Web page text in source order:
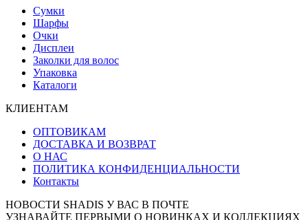
Сумки
Шарфы
Очки
Дисплеи
Заколки для волос
Упаковка
Каталоги
КЛИЕНТАМ
ОПТОВИКАМ
ДОСТАВКА И ВОЗВРАТ
О НАС
ПОЛИТИКА КОНФИДЕНЦИАЛЬНОСТИ
Контакты
НОВОСТИ SHADIS У ВАС В ПОЧТЕ
УЗНАВАЙТЕ ПЕРВЫМИ О НОВИНКАХ И КОЛЛЕКЦИЯХ